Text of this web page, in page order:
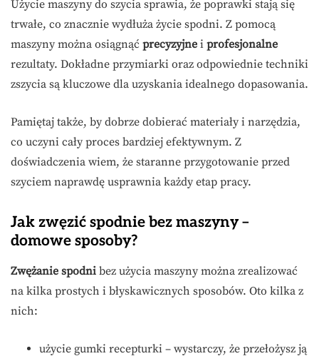
Użycie maszyny do szycia sprawia, że poprawki stają się
trwałe, co znacznie wydłuża życie spodni. Z pomocą
maszyny można osiągnąć precyzyjne i profesjonalne
rezultaty. Dokładne przymiarki oraz odpowiednie techniki
zszycia są kluczowe dla uzyskania idealnego dopasowania.
Pamiętaj także, by dobrze dobierać materiały i narzędzia,
co uczyni cały proces bardziej efektywnym. Z
doświadczenia wiem, że staranne przygotowanie przed
szyciem naprawdę usprawnia każdy etap pracy.
Jak zwęzić spodnie bez maszyny –
domowe sposoby?
Zwężanie spodni bez użycia maszyny można zrealizować
na kilka prostych i błyskawicznych sposobów. Oto kilka z
nich:
użycie gumki recepturki – wystarczy, że przełożysz ją